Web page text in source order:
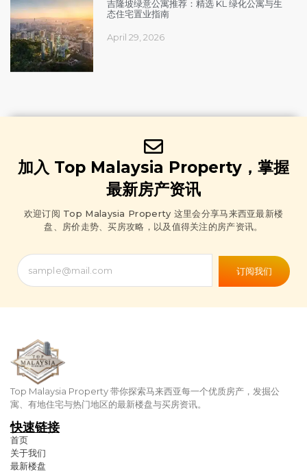
吉隆坡绿意公寓推荐：精选 KL 绿化公寓与生
态住宅置业指南
April 29, 2026
加入 Top Malaysia Property，掌握
最新房产资讯
欢迎订阅 Top Malaysia Property 这里会分享马来西亚最新楼
盘、房价走势、买房攻略，以及值得关注的房产资讯。
订阅我们
Top Malaysia Property 带你探索马来西亚每一个优质房产，发掘公
寓、有地住宅与热门地区的最新楼盘与买房资讯。
快速链接
首页
关于我们
最新楼盘